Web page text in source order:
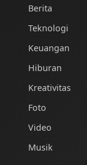
Berita
Teknologi
Keuangan
Hiburan
Kreativitas
Foto
Video
Musik